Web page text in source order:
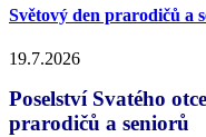
Světový den prarodičů a
19.7.2026
Poselství Svatého
prarodičů a seniorů